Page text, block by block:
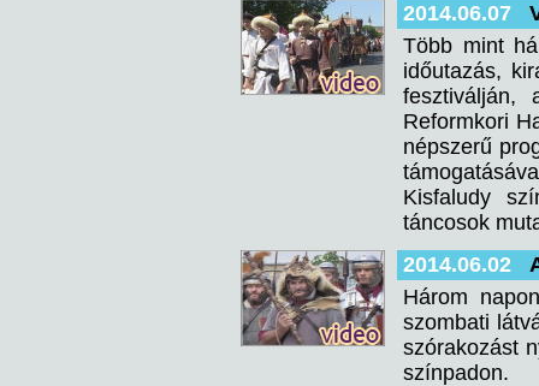
2014.06.07
Több mint
időutazás,
fesztiválján,
Reformkori
népszerű
Kisfaludy
táncosok
2014.06.02
Három
szombati
szórakozást
színpadon.